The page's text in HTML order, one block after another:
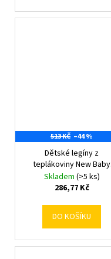
513 KČ –44 %
Dětské legíny z
teplákoviny New Baby
Kindergarten beige
104/110
Skladem (>5 ks)
286,77 Kč
DO KOŠÍKU